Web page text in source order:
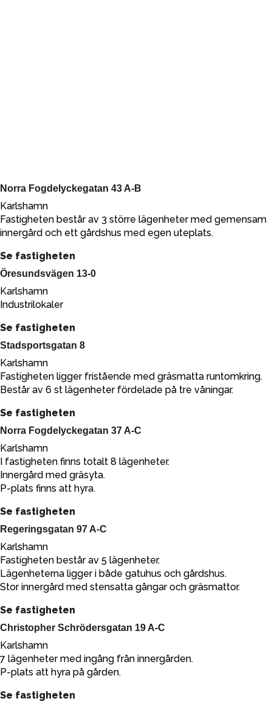
Norra Fogdelyckegatan 43 A-B
Karlshamn
Fastigheten består av 3 större lägenheter med gemensam
innergård och ett gårdshus med egen uteplats.
Se fastigheten
Öresundsvägen 13-0
Karlshamn
Industrilokaler
Se fastigheten
Stadsportsgatan 8
Karlshamn
Fastigheten ligger fristående med gräsmatta runtomkring.
Består av 6 st lägenheter fördelade på tre våningar.
Se fastigheten
Norra Fogdelyckegatan 37 A-C
Karlshamn
I fastigheten finns totalt 8 lägenheter.
Innergård med gräsyta.
P-plats finns att hyra.
Se fastigheten
Regeringsgatan 97 A-C
Karlshamn
Fastigheten består av 5 lägenheter.
Lägenheterna ligger i både gatuhus och gårdshus.
Stor innergård med stensatta gångar och gräsmattor.
Se fastigheten
Christopher Schrödersgatan 19 A-C
Karlshamn
7 lägenheter med ingång från innergården.
P-plats att hyra på gården.
Se fastigheten